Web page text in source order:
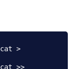
>
>>